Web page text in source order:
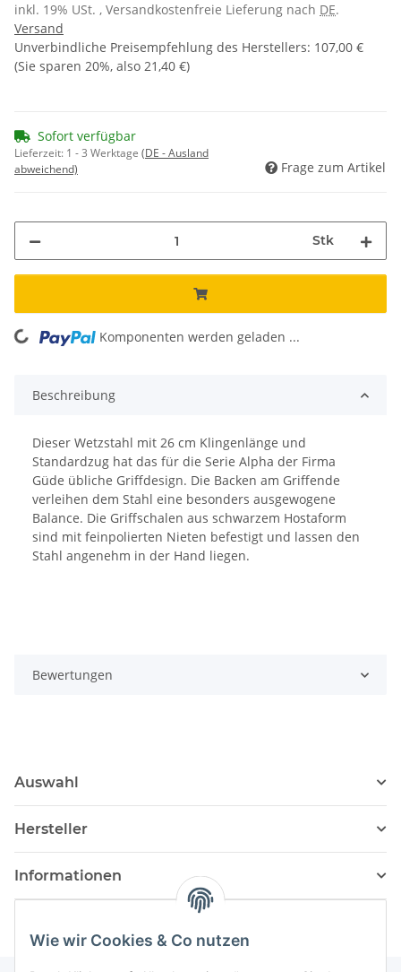
Wie wir Cookies & Co nutzen
inkl. 19% USt. , Versandkostenfreie Lieferung nach DE.
Versand
Unverbindliche Preisempfehlung des Herstellers: 107,00 €
(Sie sparen 20%, also 21,40 €)
Sofort verfügbar
Lieferzeit: 1 - 3 Werktage (DE - Ausland
abweichend)
Frage zum Artikel
Stk
Loading... Komponenten werden geladen ...
Beschreibung
Dieser Wetzstahl mit 26 cm Klingenlänge und
Standardzug hat das für die Serie Alpha der Firma
Güde übliche Griffdesign. Die Backen am Griffende
verleihen dem Stahl eine besonders ausgewogene
Balance. Die Griffschalen aus schwarzem Hostaform
sind mit feinpolierten Nieten befestigt und lassen den
Stahl angenehm in der Hand liegen.
Bewertungen
Auswahl
Hersteller
Informationen